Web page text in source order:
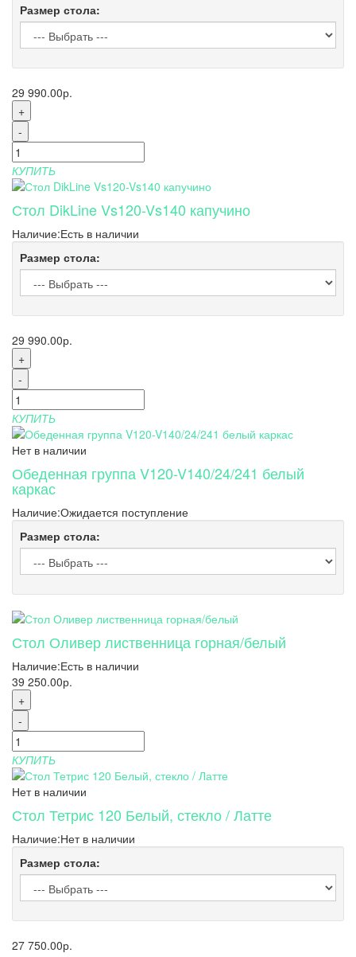
Размер стола:
29 990.00р.
+
-
КУПИТЬ
Стол DikLine Vs120-Vs140 капучино
Наличие:Есть в наличии
Размер стола:
29 990.00р.
+
-
КУПИТЬ
Нет в наличии
Обеденная группа V120-V140/24/241 белый
каркас
Наличие:Ожидается поступление
Размер стола:
Стол Оливер лиственница горная/белый
Наличие:Есть в наличии
39 250.00р.
+
-
КУПИТЬ
Нет в наличии
Стол Тетрис 120 Белый, стекло / Латте
Наличие:Нет в наличии
Размер стола:
27 750.00р.